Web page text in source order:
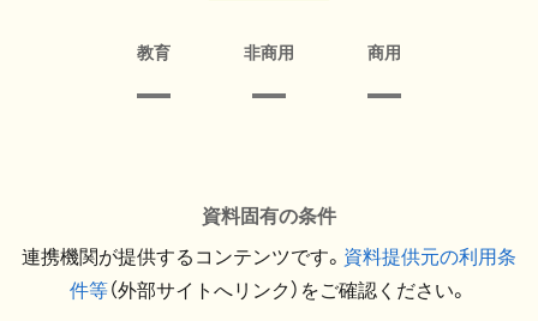
教育 非商用 商用
資料固有の条件
連携機関が提供するコンテンツです。 資料提供元の利用条
件等（外部サイトへリンク）をご確認ください。